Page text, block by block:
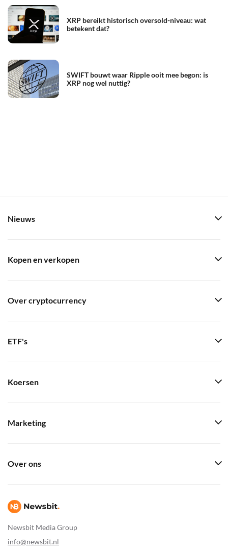
XRP bereikt historisch oversold-niveau: wat
betekent dat?
SWIFT bouwt waar Ripple ooit mee begon: is
XRP nog wel nuttig?
Newsbit Media Group
info@newsbit.nl
Nieuws
Kopen en verkopen
Over cryptocurrency
ETF's
Koersen
Marketing
Over ons